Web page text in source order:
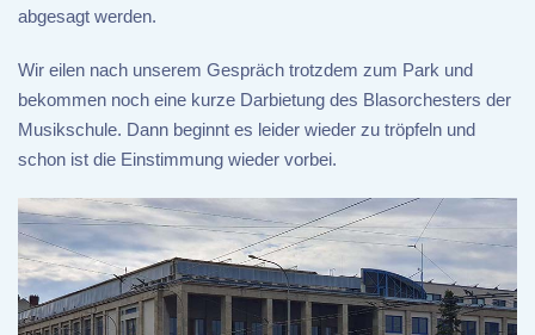
abgesagt werden.
Wir eilen nach unserem Gespräch trotzdem zum Park und
bekommen noch eine kurze Darbietung des Blasorchesters der
Musikschule. Dann beginnt es leider wieder zu tröpfeln und
schon ist die Einstimmung wieder vorbei.